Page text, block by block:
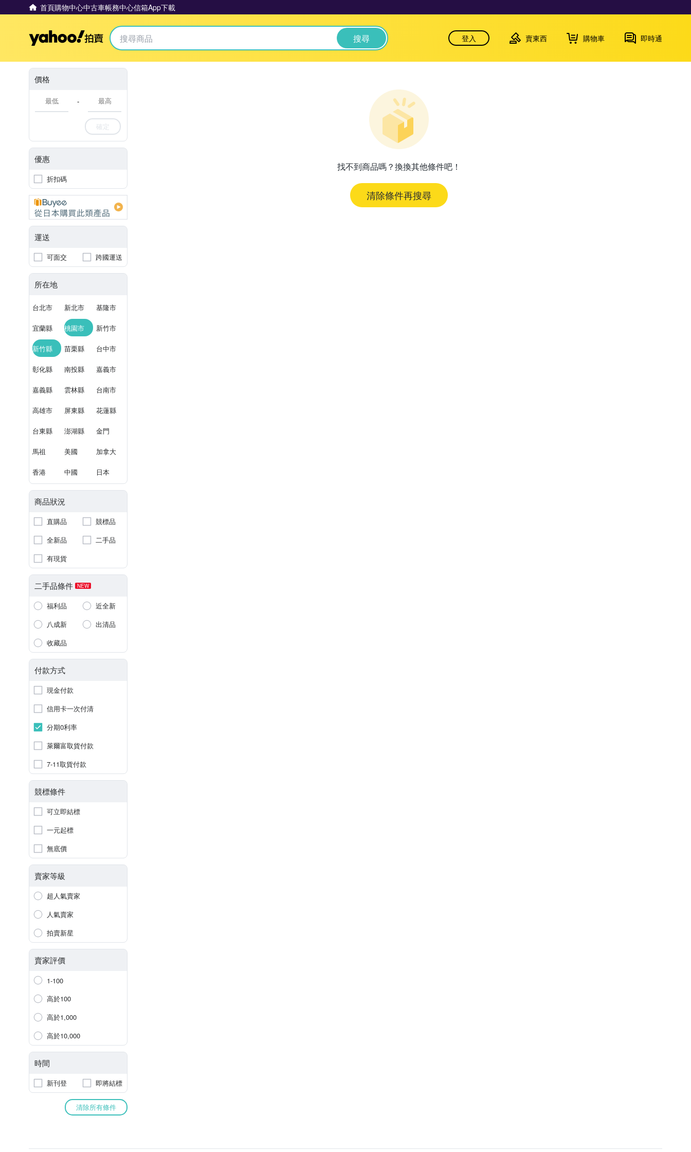
首頁購物中心中古車帳務中心信箱App下載
Yahoo拍賣 搜尋 登入 賣東西 購物車 即時通
價格
-
確定
優惠
折扣碼
運送
可面交 跨國運送
所在地
台北市 新北市 基隆市
宜蘭縣 桃園市 新竹市
新竹縣 苗栗縣 台中市
彰化縣 南投縣 嘉義市
嘉義縣 雲林縣 台南市
高雄市 屏東縣 花蓮縣
台東縣 澎湖縣 金門
馬祖 美國 加拿大
香港 中國 日本
商品狀況
直購品
競標品
全新品
二手品
有現貨
二手品條件 NEW
福利品
近全新
八成新
出清品
收藏品
付款方式
現金付款
信用卡一次付清
分期0利率
萊爾富取貨付款
7-11取貨付款
競標條件
可立即結標
一元起標
無底價
賣家等級
超人氣賣家
人氣賣家
拍賣新星
賣家評價
1-100
高於100
高於1,000
高於10,000
時間
新刊登 即將結標
清除所有條件
找不到商品嗎？換換其他條件吧！
清除條件再搜尋